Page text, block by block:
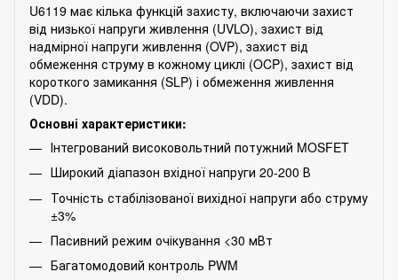
U6119 має кілька функцій захисту, включаючи захист
від низької напруги живлення (UVLO), захист від
надмірної напруги живлення (OVP), захист від
обмеження струму в кожному циклі (OCP), захист від
короткого замикання (SLP) і обмеження живлення
(VDD).
Основні характеристики:
Інтегрований високовольтний потужний MOSFET
Широкий діапазон вхідної напруги 20-200 В
Точність стабілізованої вихідної напруги або струму
±3%
Пасивний режим очікування <30 мВт
Багатомодовий контроль PWM